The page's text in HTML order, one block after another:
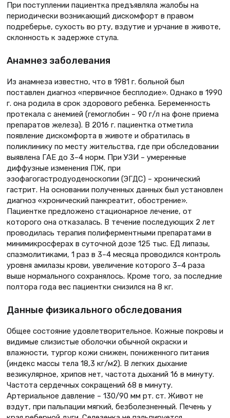
При поступлении пациентка предъявляла жалобы на
периодически возникающий дискомфорт в правом
подреберье, сухость во рту, вздутие и урчание в животе,
склонность к задержке стула.
Анамнез заболевания
Из анамнеза известно, что в 1981 г. больной был
поставлен диагноз «первичное бесплодие». Однако в 1990
г. она родила в срок здорового ребенка. Беременность
протекала с анемией (гемоглобин – 90 г/л на фоне приема
препаратов железа). В 2016 г. пациентка отметила
появление дискомфорта в животе и обратилась в
поликлинику по месту жительства, где при обследовании
выявлена ГАЕ до 3–4 норм. При УЗИ – умеренные
диффузные изменения ПЖ, при
эзофагогастродуоденоскопии (ЭГДС) – хронический
гастрит. На основании полученных данных был установлен
диагноз «хронический панкреатит, обострение».
Пациентке предложено стационарное лечение, от
которого она отказалась. В течение последующих 2 лет
проводилась терапия полиферментными препаратами в
минимикросферах в суточной дозе 125 тыс. ЕД липазы,
спазмолитиками, 1 раз в 3–4 месяца проводился контроль
уровня амилазы крови, увеличение которого 3–4 раза
выше нормального сохранялось. Кроме того, за последние
полтора года вес пациентки снизился на 8 кг.
Данные физикального обследования
Общее состояние удовлетворительное. Кожные покровы и
видимые слизистые оболочки обычной окраски и
влажности, тургор кожи снижен, пониженного питания
(индекс массы тела 18,3 кг/м2). В легких дыхание
везикулярное, хрипов нет, частота дыханий 16 в минуту.
Частота сердечных сокращений 68 в минуту.
Артериальное давление – 130/90 мм рт. ст. Живот не
вздут, при пальпации мягкий, безболезненный. Печень у